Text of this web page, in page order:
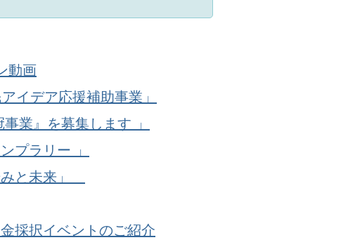
動画
イデア応援補助事業」
業』を募集します 」
プラリー 」
みと未来」
採択イベントのご紹介